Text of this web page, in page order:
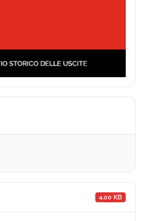
4.00 KB